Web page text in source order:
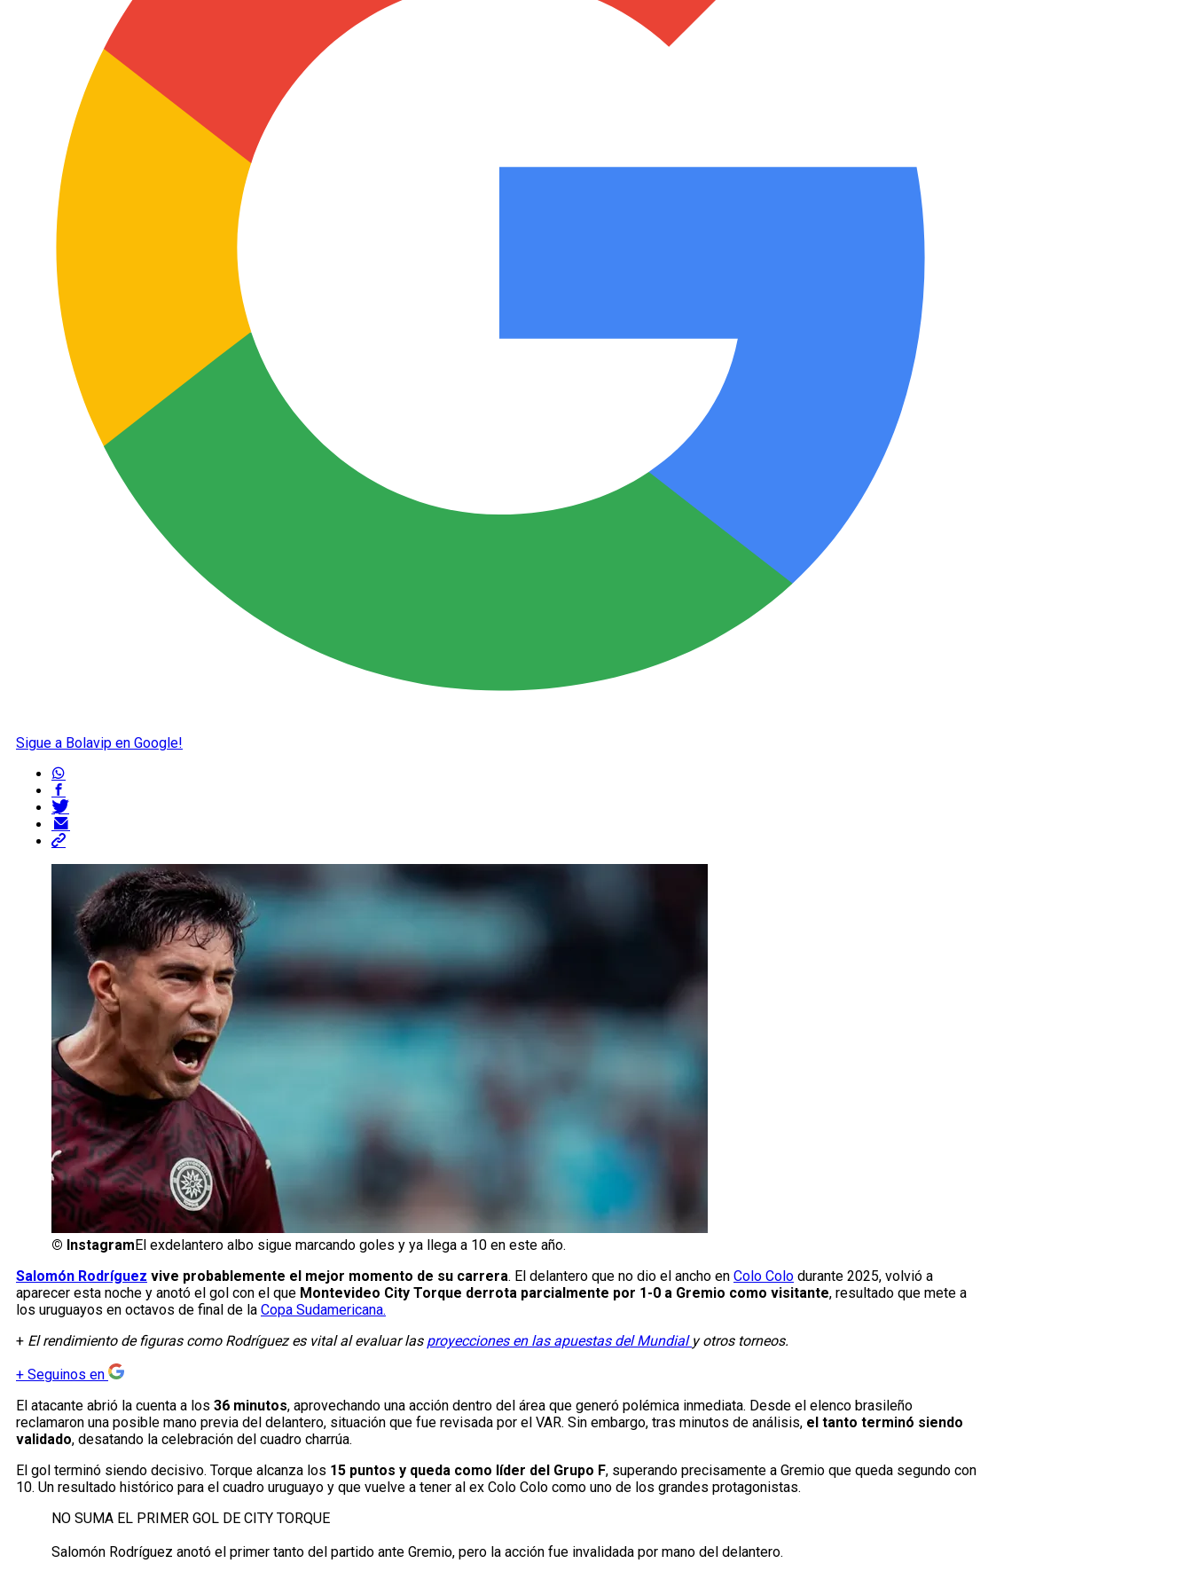
Sigue a Bolavip en Google!
© Instagram El exdelantero albo sigue marcando goles y ya llega a 10 en este año.
Salomón Rodríguez vive probablemente el mejor momento de su carrera. El delantero que no dio el ancho en Colo Colo durante 2025, volvió a
aparecer esta noche y anotó el gol con el que Montevideo City Torque derrota parcialmente por 1-0 a Gremio como visitante, resultado que mete a
los uruguayos en octavos de final de la Copa Sudamericana.
+ El rendimiento de figuras como Rodríguez es vital al evaluar las proyecciones en las apuestas del Mundial y otros torneos.
+ Seguinos en
El atacante abrió la cuenta a los 36 minutos, aprovechando una acción dentro del área que generó polémica inmediata. Desde el elenco brasileño
reclamaron una posible mano previa del delantero, situación que fue revisada por el VAR. Sin embargo, tras minutos de análisis, el tanto terminó siendo
validado, desatando la celebración del cuadro charrúa.
El gol terminó siendo decisivo. Torque alcanza los 15 puntos y queda como líder del Grupo F, superando precisamente a Gremio que queda segundo con
10. Un resultado histórico para el cuadro uruguayo y que vuelve a tener al ex Colo Colo como uno de los grandes protagonistas.
NO SUMA EL PRIMER GOL DE CITY TORQUE
Salomón Rodríguez anotó el primer tanto del partido ante Gremio, pero la acción fue invalidada por mano del delantero.